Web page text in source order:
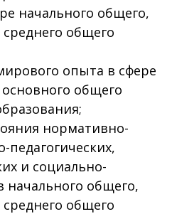
начального общего,
общего
опыта в сфере
общего
нормативно-
педагогических,
и социально-
начального общего,
общего